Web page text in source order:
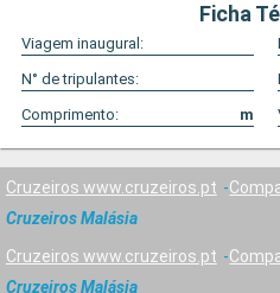
Ficha
Viagem inaugural:
N° de tripulantes:
Comprimento:
m
Cruzeiros www.cruzeiros.pt
Cruzeiros Malásia
Cruzeiros www.cruzeiros.pt
Cruzeiros Malásia